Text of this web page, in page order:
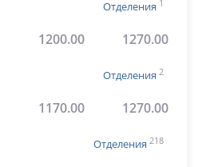
Отделения 1
1200.00 1270.00
Отделения 2
1170.00 1270.00
Отделения 218